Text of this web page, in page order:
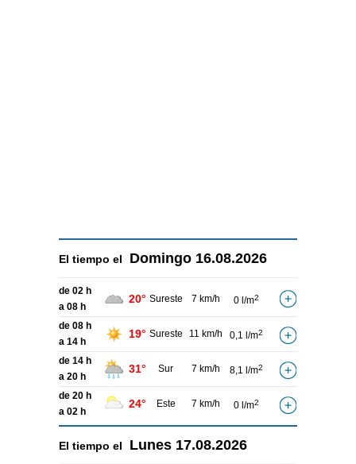
El tiempo el Domingo 16.08.2026
de 02 h
a 08 h
20° Sureste 7 km/h 0 l/m2
de 08 h
a 14 h
19° Sureste 11 km/h 0,1 l/m2
de 14 h
a 20 h
31° Sur 7 km/h 8,1 l/m2
de 20 h
a 02 h
24° Este 7 km/h 0 l/m2
El tiempo el Lunes 17.08.2026